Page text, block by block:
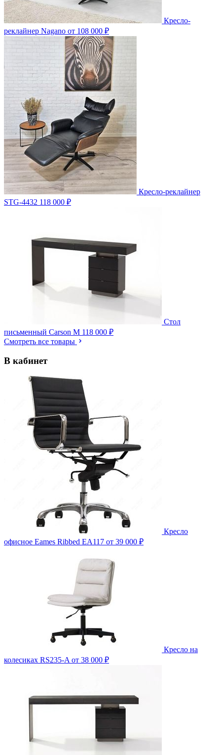
Кресло-
реклайнер Nagano от 108 000 ₽
Кресло-реклайнер
STG-4432 118 000 ₽
Стол
письменный Carson M 118 000 ₽
Смотреть все товары
В кабинет
Кресло
офисное Eames Ribbed EA117 от 39 000 ₽
Кресло на
колесиках RS235-A от 38 000 ₽